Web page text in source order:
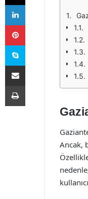
Ancak,
LinkedIn
Pinterest
Skype
E-Posta ile paylaş